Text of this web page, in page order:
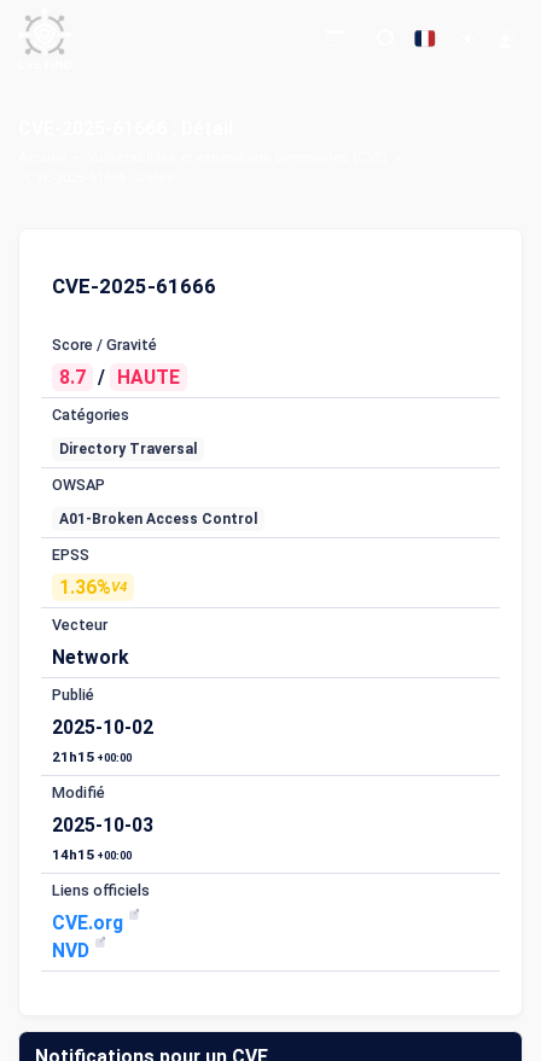
CVE-2025-61666
Score / Gravité
8.7 / HAUTE
Catégories
Directory Traversal
OWSAP
A01-Broken Access Control
EPSS
1.36%V4
Vecteur
Network
Publié
2025-10-02
21h15 +00:00
Modifié
2025-10-03
14h15 +00:00
Liens officiels
CVE.org
NVD